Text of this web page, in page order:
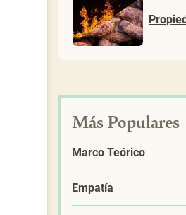
Más Populares
Marco Teórico
Empatía